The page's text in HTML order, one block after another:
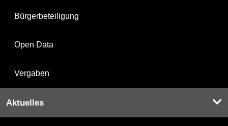
Bürgerbeteiligung
Open Data
Vergaben
Aktuelles